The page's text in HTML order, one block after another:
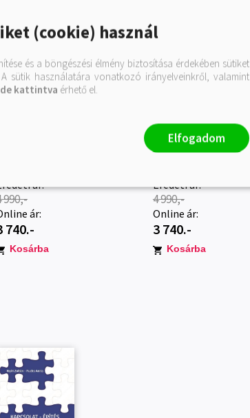
ár:
990,-
ár:
740.-
Kosárba
A kérdezés 50
Eredeti ár:
4 990,-
Online ár:
3 740.-
Kosárba
(cookie) használ
és a böngészési élmény biztosítása érdekében sütiket
sütik használatára vonatkozó irányelveinkről, valamint
kattintva érhető el.
Elfogadom